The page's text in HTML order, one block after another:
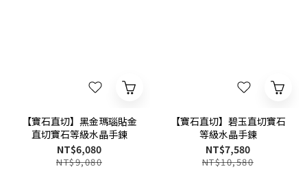
【寶石直切】黑金瑪瑙貼金
直切寶石等級水晶手鍊
NT$6,080
NT$9,080
【寶石直切】碧玉直切寶石
等級水晶手鍊
NT$7,580
NT$10,580